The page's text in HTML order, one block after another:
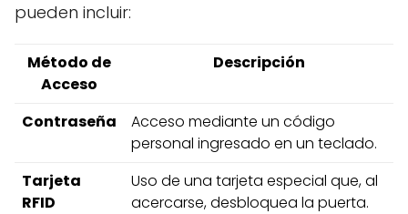
pueden incluir:
Método de
Acceso
Descripción
Contraseña
Acceso mediante un código
personal ingresado en un teclado.
Tarjeta
RFID
Uso de una tarjeta especial que, al
acercarse, desbloquea la puerta.